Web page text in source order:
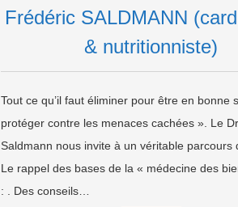
Frédéric SALDMANN
& nutritionniste)
Tout ce qu’il faut éliminer pour être en bonne
protéger contre les menaces cachées ». Le
Saldmann nous invite à un véritable parcours
Le rappel des bases de la « médecine des
: . Des conseils…